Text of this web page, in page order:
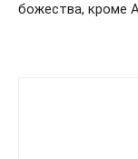
божества, кроме